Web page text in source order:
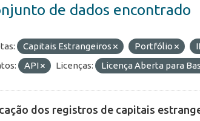
de dados encontrado
Capitais Estrangeiros Portfólio
API Licenças: Licença Aberta para
dos registros de capitais